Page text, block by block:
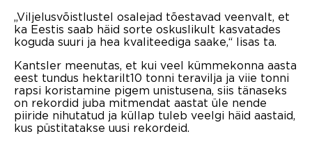
„Viljelusvõistlustel osalejad tõestavad veenvalt, et
ka Eestis saab häid sorte oskuslikult kasvatades
koguda suuri ja hea kvaliteediga saake,“ lisas ta.
Kantsler meenutas, et kui veel kümmekonna aasta
eest tundus hektarilt10 tonni teravilja ja viie tonni
rapsi koristamine pigem unistusena, siis tänaseks
on rekordid juba mitmendat aastat üle nende
piiride nihutatud ja küllap tuleb veelgi häid aastaid,
kus püstitatakse uusi rekordeid.